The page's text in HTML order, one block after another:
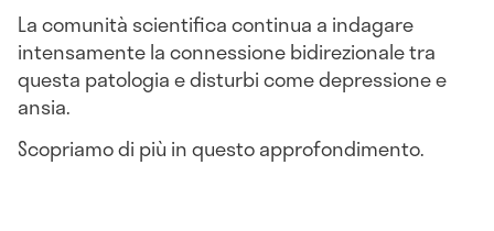
La comunità scientifica continua a indagare
intensamente la connessione bidirezionale tra
questa patologia e disturbi come depressione e
ansia.
Scopriamo di più in questo approfondimento.